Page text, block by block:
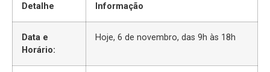
Detalhe Informação
Data e
Horário:
Hoje, 6 de novembro, das 9h às 18h